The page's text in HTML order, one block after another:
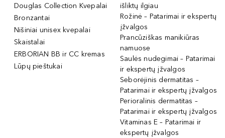
Douglas Collection Kvepalai
Bronzantai
Nišiniai unisex kvepalai
Skaistalai
ERBORIAN BB ir CC kremas
Lūpų pieštukai
išliktų ilgiau
Rožinė – Patarimai ir ekspertų
įžvalgos
Prancūziškas manikiūras
namuose
Saulės nudegimai – Patarimai
ir ekspertų įžvalgos
Seborėjinis dermatitas –
Patarimai ir ekspertų įžvalgos
Perioralinis dermatitas –
Patarimai ir ekspertų įžvalgos
Vitaminas E – Patarimai ir
ekspertų įžvalgos